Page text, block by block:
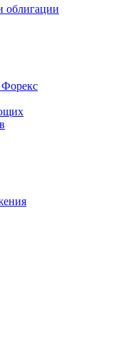
облигации